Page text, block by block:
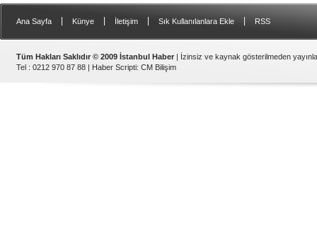
Ana Sayfa Künye İletişim Sık Kullanılanlara Ekle RSS
Tüm Hakları Saklıdır © 2009 İstanbul Haber | İzinsiz ve kaynak gösterilmeden
Tel : 0212 970 87 88 | Haber Scripti: CM Bilişim